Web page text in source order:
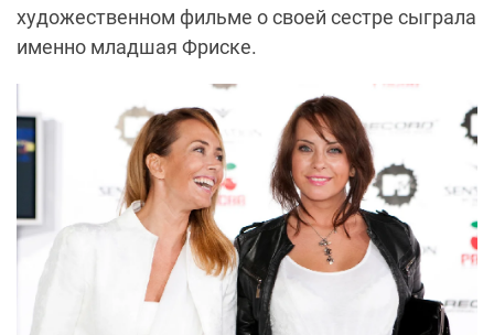
художественном фильме о своей сестре сыграла
именно младшая Фриске.